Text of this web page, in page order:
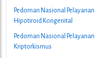
Pedoman Nasional
Hipotiroid Kongenital
Pedoman Nasional
Kriptorkismus